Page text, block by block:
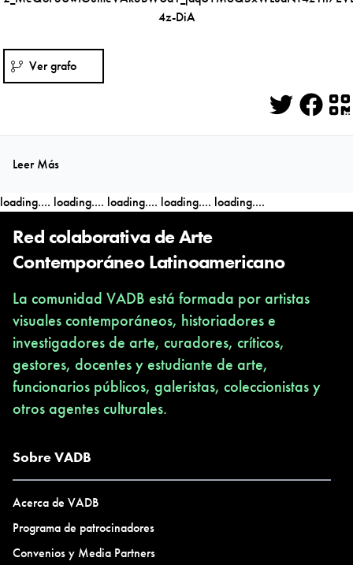
4z-DiA
Ver grafo
Twitter
Leer Más
loading.... loading.... loading.... loading.... loading....
Red colaborativa de Arte
Contemporáneo Latinoamericano
La comunidad VADB está formada por artistas
visuales contemporáneos, historiadores e
investigadores de arte, curadores, críticos,
gestores, docentes y estudiante de arte,
funcionarios públicos, galeristas, coleccionistas y
otros agentes culturales.
Sobre VADB
Acerca de VADB
Programa de patrocinadores
Convenios y Media Partners